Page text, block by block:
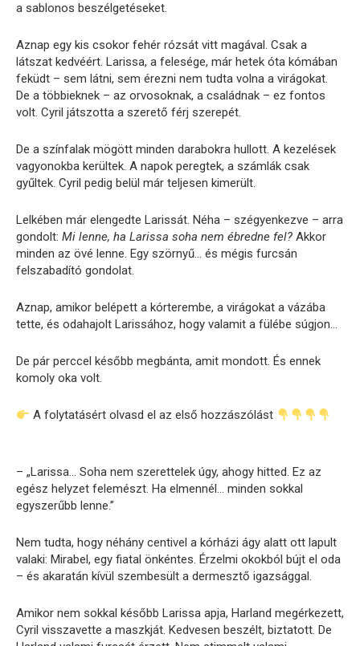
a sablonos beszélgetéseket.
Aznap egy kis csokor fehér rózsát vitt magával. Csak a
látszat kedvéért. Larissa, a felesége, már hetek óta kómában
feküdt – sem látni, sem érezni nem tudta volna a virágokat.
De a többieknek – az orvosoknak, a családnak – ez fontos
volt. Cyril játszotta a szerető férj szerepét.
De a színfalak mögött minden darabokra hullott. A kezelések
vagyonokba kerültek. A napok peregtek, a számlák csak
gyűltek. Cyril pedig belül már teljesen kimerült.
Lelkében már elengedte Larissát. Néha – szégyenkezve – arra
gondolt: Mi lenne, ha Larissa soha nem ébredne fel? Akkor
minden az övé lenne. Egy szörnyű… és mégis furcsán
felszabadító gondolat.
Aznap, amikor belépett a kórterembe, a virágokat a vázába
tette, és odahajolt Larissához, hogy valamit a fülébe súgjon…
De pár perccel később megbánta, amit mondott. És ennek
komoly oka volt.
A folytatásért olvasd el az első hozzászólást
– „Larissa… Soha nem szerettelek úgy, ahogy hitted. Ez az
egész helyzet felemészt. Ha elmennél… minden sokkal
egyszerűbb lenne.”
Nem tudta, hogy néhány centivel a kórházi ágy alatt ott lapult
valaki: Mirabel, egy fiatal önkéntes. Érzelmi okokból bújt el oda
– és akaratán kívül szembesült a dermesztő igazsággal.
Amikor nem sokkal később Larissa apja, Harland megérkezett,
Cyril visszavette a maszkját. Kedvesen beszélt, biztatott. De